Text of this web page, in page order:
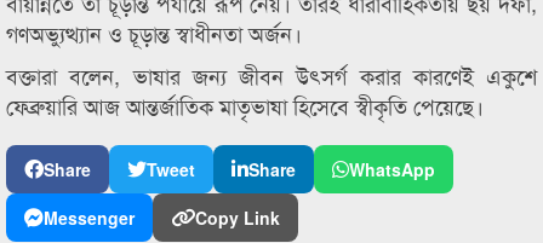
গণঅভ্যুত্থ্যান ও চূড়ান্ত স্বাধীনতা অর্জন।
বক্তারা বলেন, ভাষার জন্য জীবন উৎসর্গ করার কারণেই একুশে
ফেব্রুয়ারি আজ আন্তর্জাতিক মাতৃভাষা হিসেবে স্বীকৃতি পেয়েছে।
Share Tweet Share
WhatsApp
Messenger
Copy Link